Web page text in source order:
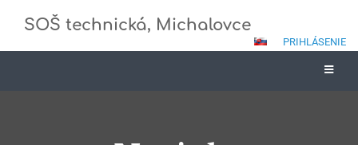
SOŠ technická, Michalovce
PRIHLÁSENIE